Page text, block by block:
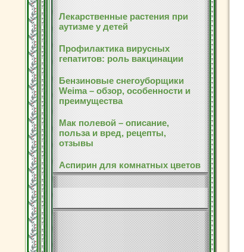
Лекарственные растения при
аутизме у детей
Профилактика вирусных
гепатитов: роль вакцинации
Бензиновые снегоуборщики
Weima – обзор, особенности и
преимущества
Мак полевой – описание,
польза и вред, рецепты,
отзывы
Аспирин для комнатных цветов